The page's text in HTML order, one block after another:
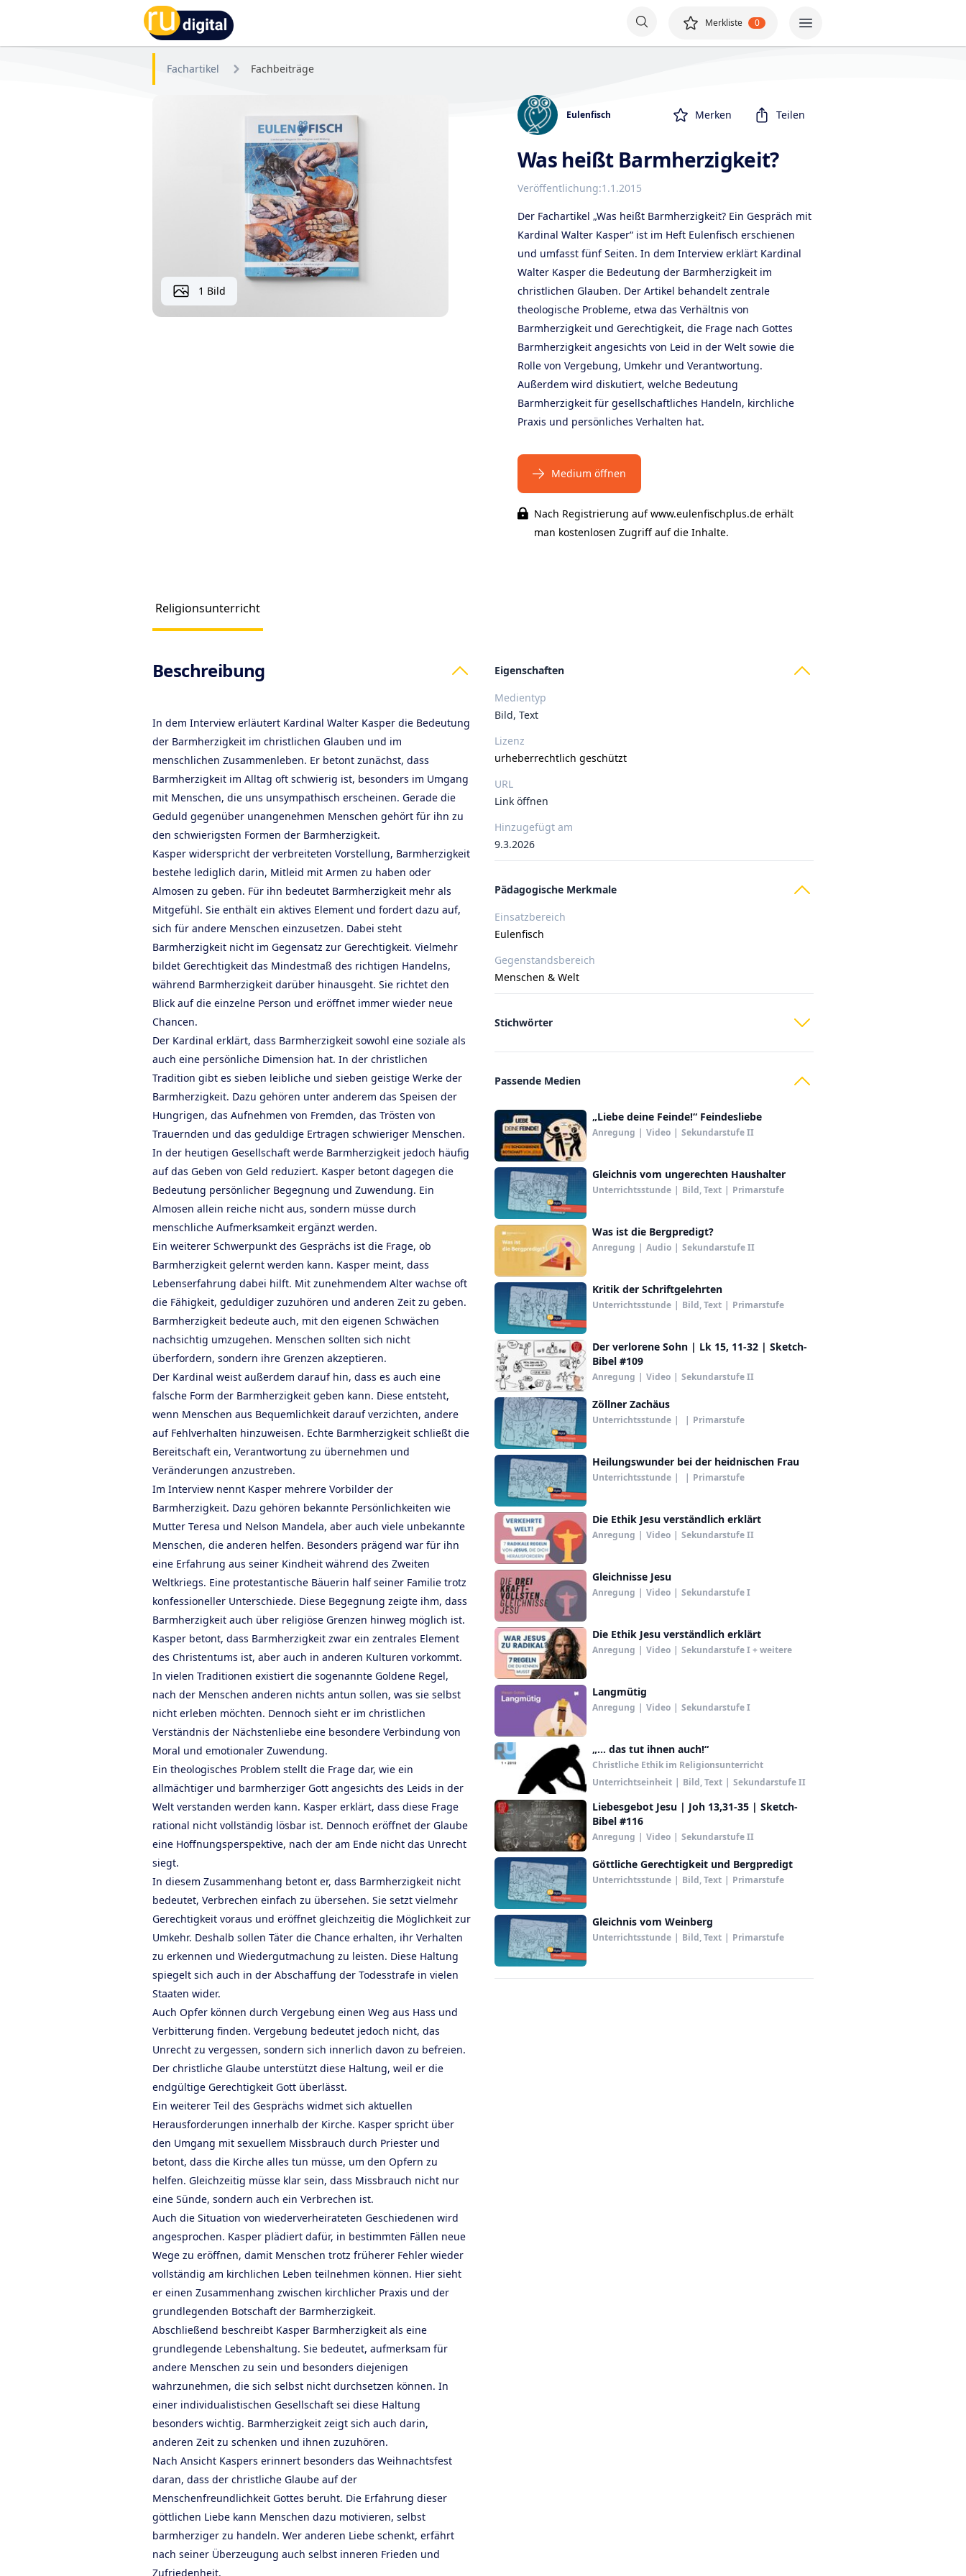
RU-digital
Merkliste 0
Fachartikel Fachbeiträge
1 Bild
Eulenfisch Merken Teilen
Was heißt Barmherzigkeit?
Veröffentlichung:1.1.2015
Der Fachartikel „Was heißt Barmherzigkeit? Ein Gespräch mit
Kardinal Walter Kasper“ ist im Heft Eulenfisch erschienen
und umfasst fünf Seiten. In dem Interview erklärt Kardinal
Walter Kasper die Bedeutung der Barmherzigkeit im
christlichen Glauben. Der Artikel behandelt zentrale
theologische Probleme, etwa das Verhältnis von
Barmherzigkeit und Gerechtigkeit, die Frage nach Gottes
Barmherzigkeit angesichts von Leid in der Welt sowie die
Rolle von Vergebung, Umkehr und Verantwortung.
Außerdem wird diskutiert, welche Bedeutung
Barmherzigkeit für gesellschaftliches Handeln, kirchliche
Praxis und persönliches Verhalten hat.
Medium öffnen
Nach Registrierung auf www.eulenfischplus.de erhält
man kostenlosen Zugriff auf die Inhalte.
Religionsunterricht
Products
Beschreibung
In dem Interview erläutert Kardinal Walter Kasper die Bedeutung
der Barmherzigkeit im christlichen Glauben und im
menschlichen Zusammenleben. Er betont zunächst, dass
Barmherzigkeit im Alltag oft schwierig ist, besonders im Umgang
mit Menschen, die uns unsympathisch erscheinen. Gerade die
Geduld gegenüber unangenehmen Menschen gehört für ihn zu
den schwierigsten Formen der Barmherzigkeit.
Kasper widerspricht der verbreiteten Vorstellung, Barmherzigkeit
bestehe lediglich darin, Mitleid mit Armen zu haben oder
Almosen zu geben. Für ihn bedeutet Barmherzigkeit mehr als
Mitgefühl. Sie enthält ein aktives Element und fordert dazu auf,
sich für andere Menschen einzusetzen. Dabei steht
Barmherzigkeit nicht im Gegensatz zur Gerechtigkeit. Vielmehr
bildet Gerechtigkeit das Mindestmaß des richtigen Handelns,
während Barmherzigkeit darüber hinausgeht. Sie richtet den
Blick auf die einzelne Person und eröffnet immer wieder neue
Chancen.
Der Kardinal erklärt, dass Barmherzigkeit sowohl eine soziale als
auch eine persönliche Dimension hat. In der christlichen
Tradition gibt es sieben leibliche und sieben geistige Werke der
Barmherzigkeit. Dazu gehören unter anderem das Speisen der
Hungrigen, das Aufnehmen von Fremden, das Trösten von
Trauernden und das geduldige Ertragen schwieriger Menschen.
In der heutigen Gesellschaft werde Barmherzigkeit jedoch häufig
auf das Geben von Geld reduziert. Kasper betont dagegen die
Bedeutung persönlicher Begegnung und Zuwendung. Ein
Almosen allein reiche nicht aus, sondern müsse durch
menschliche Aufmerksamkeit ergänzt werden.
Ein weiterer Schwerpunkt des Gesprächs ist die Frage, ob
Barmherzigkeit gelernt werden kann. Kasper meint, dass
Lebenserfahrung dabei hilft. Mit zunehmendem Alter wachse oft
die Fähigkeit, geduldiger zuzuhören und anderen Zeit zu geben.
Barmherzigkeit bedeute auch, mit den eigenen Schwächen
nachsichtig umzugehen. Menschen sollten sich nicht
überfordern, sondern ihre Grenzen akzeptieren.
Der Kardinal weist außerdem darauf hin, dass es auch eine
falsche Form der Barmherzigkeit geben kann. Diese entsteht,
wenn Menschen aus Bequemlichkeit darauf verzichten, andere
auf Fehlverhalten hinzuweisen. Echte Barmherzigkeit schließt die
Bereitschaft ein, Verantwortung zu übernehmen und
Veränderungen anzustreben.
Im Interview nennt Kasper mehrere Vorbilder der
Barmherzigkeit. Dazu gehören bekannte Persönlichkeiten wie
Mutter Teresa und Nelson Mandela, aber auch viele unbekannte
Menschen, die anderen helfen. Besonders prägend war für ihn
eine Erfahrung aus seiner Kindheit während des Zweiten
Weltkriegs. Eine protestantische Bäuerin half seiner Familie trotz
konfessioneller Unterschiede. Diese Begegnung zeigte ihm, dass
Barmherzigkeit auch über religiöse Grenzen hinweg möglich ist.
Kasper betont, dass Barmherzigkeit zwar ein zentrales Element
des Christentums ist, aber auch in anderen Kulturen vorkommt.
In vielen Traditionen existiert die sogenannte Goldene Regel,
nach der Menschen anderen nichts antun sollen, was sie selbst
nicht erleben möchten. Dennoch sieht er im christlichen
Verständnis der Nächstenliebe eine besondere Verbindung von
Moral und emotionaler Zuwendung.
Ein theologisches Problem stellt die Frage dar, wie ein
allmächtiger und barmherziger Gott angesichts des Leids in der
Welt verstanden werden kann. Kasper erklärt, dass diese Frage
rational nicht vollständig lösbar ist. Dennoch eröffnet der Glaube
eine Hoffnungsperspektive, nach der am Ende nicht das Unrecht
siegt.
In diesem Zusammenhang betont er, dass Barmherzigkeit nicht
bedeutet, Verbrechen einfach zu übersehen. Sie setzt vielmehr
Gerechtigkeit voraus und eröffnet gleichzeitig die Möglichkeit zur
Umkehr. Deshalb sollen Täter die Chance erhalten, ihr Verhalten
zu erkennen und Wiedergutmachung zu leisten. Diese Haltung
spiegelt sich auch in der Abschaffung der Todesstrafe in vielen
Staaten wider.
Auch Opfer können durch Vergebung einen Weg aus Hass und
Verbitterung finden. Vergebung bedeutet jedoch nicht, das
Unrecht zu vergessen, sondern sich innerlich davon zu befreien.
Der christliche Glaube unterstützt diese Haltung, weil er die
endgültige Gerechtigkeit Gott überlässt.
Ein weiterer Teil des Gesprächs widmet sich aktuellen
Herausforderungen innerhalb der Kirche. Kasper spricht über
den Umgang mit sexuellem Missbrauch durch Priester und
betont, dass die Kirche alles tun müsse, um den Opfern zu
helfen. Gleichzeitig müsse klar sein, dass Missbrauch nicht nur
eine Sünde, sondern auch ein Verbrechen ist.
Auch die Situation von wiederverheirateten Geschiedenen wird
angesprochen. Kasper plädiert dafür, in bestimmten Fällen neue
Wege zu eröffnen, damit Menschen trotz früherer Fehler wieder
vollständig am kirchlichen Leben teilnehmen können. Hier sieht
er einen Zusammenhang zwischen kirchlicher Praxis und der
grundlegenden Botschaft der Barmherzigkeit.
Abschließend beschreibt Kasper Barmherzigkeit als eine
grundlegende Lebenshaltung. Sie bedeutet, aufmerksam für
andere Menschen zu sein und besonders diejenigen
wahrzunehmen, die sich selbst nicht durchsetzen können. In
einer individualistischen Gesellschaft sei diese Haltung
besonders wichtig. Barmherzigkeit zeigt sich auch darin,
anderen Zeit zu schenken und ihnen zuzuhören.
Nach Ansicht Kaspers erinnert besonders das Weihnachtsfest
daran, dass der christliche Glaube auf der
Menschenfreundlichkeit Gottes beruht. Die Erfahrung dieser
göttlichen Liebe kann Menschen dazu motivieren, selbst
barmherziger zu handeln. Wer anderen Liebe schenkt, erfährt
nach seiner Überzeugung auch selbst inneren Frieden und
Zufriedenheit.
Eigenschaften
Medientyp
Bild, Text
Lizenz
urheberrechtlich geschützt
URL
Link öffnen
Hinzugefügt am
9.3.2026
Pädagogische Merkmale
Einsatzbereich
Eulenfisch
Gegenstandsbereich
Menschen & Welt
Stichwörter
Passende Medien
„Liebe deine Feinde!“ Feindesliebe
Anregung | Video | Sekundarstufe II
Gleichnis vom ungerechten Haushalter
Unterrichtsstunde | Bild, Text | Primarstufe
Was ist die Bergpredigt?
Anregung | Audio | Sekundarstufe II
Kritik der Schriftgelehrten
Unterrichtsstunde | Bild, Text | Primarstufe
Der verlorene Sohn | Lk 15, 11-32 | Sketch-
Bibel #109
Anregung | Video | Sekundarstufe II
Zöllner Zachäus
Unterrichtsstunde | | Primarstufe
Heilungswunder bei der heidnischen Frau
Unterrichtsstunde | | Primarstufe
Die Ethik Jesu verständlich erklärt
Anregung | Video | Sekundarstufe II
Gleichnisse Jesu
Anregung | Video | Sekundarstufe I
Die Ethik Jesu verständlich erklärt
Anregung | Video | Sekundarstufe I + weitere
Langmütig
Anregung | Video | Sekundarstufe I
„... das tut ihnen auch!“
Christliche Ethik im Religionsunterricht
Unterrichtseinheit | Bild, Text | Sekundarstufe II
Liebesgebot Jesu | Joh 13,31-35 | Sketch-
Bibel #116
Anregung | Video | Sekundarstufe II
Göttliche Gerechtigkeit und Bergpredigt
Unterrichtsstunde | Bild, Text | Primarstufe
Gleichnis vom Weinberg
Unterrichtsstunde | Bild, Text | Primarstufe